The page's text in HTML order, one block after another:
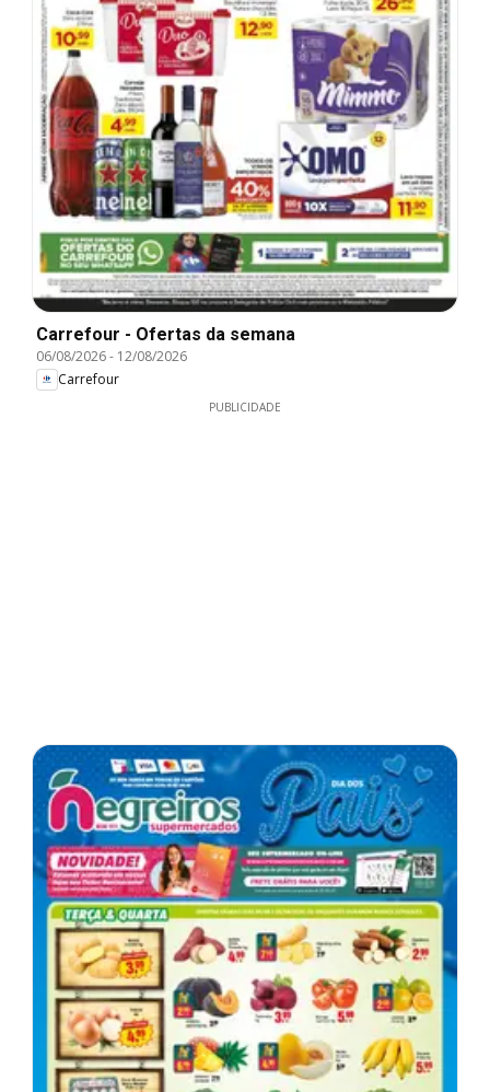
Carrefour - Ofertas da semana
06/08/2026- 12/08/2026
Carrefour
PUBLICIDADE